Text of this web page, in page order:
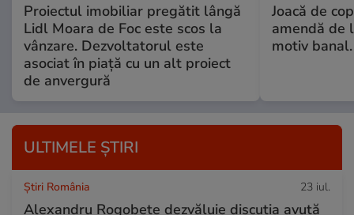
Proiectul imobiliar pregătit lângă
Lidl Moara de Foc este scos la
vânzare. Dezvoltatorul este
asociat în piață cu un alt proiect
de anvergură
Joacă de
amendă de
motiv
ULTIMELE ȘTIRI
Știri România 23 iul.
Alexandru Rogobete dezvăluie discuția avută